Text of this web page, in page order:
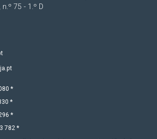
75 - 1.º D
*
*
*
782 *